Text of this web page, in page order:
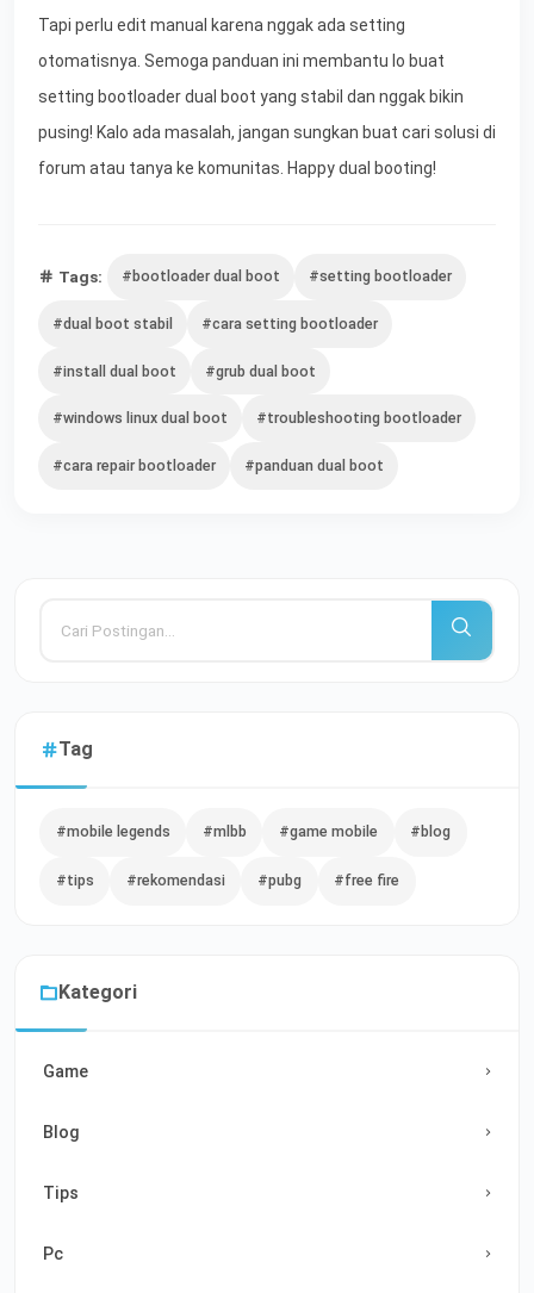
Tapi perlu edit manual karena nggak ada setting
otomatisnya. Semoga panduan ini membantu lo buat
setting bootloader dual boot yang stabil dan nggak bikin
pusing! Kalo ada masalah, jangan sungkan buat cari solusi di
forum atau tanya ke komunitas. Happy dual booting!
Tags: #bootloader dual boot #setting bootloader
#dual boot stabil #cara setting bootloader
#install dual boot #grub dual boot
#windows linux dual boot #troubleshooting bootloader
#cara repair bootloader #panduan dual boot
Tag
#mobile legends #mlbb #game mobile #blog
#tips #rekomendasi #pubg #free fire
Kategori
Game
Blog
Tips
Pc